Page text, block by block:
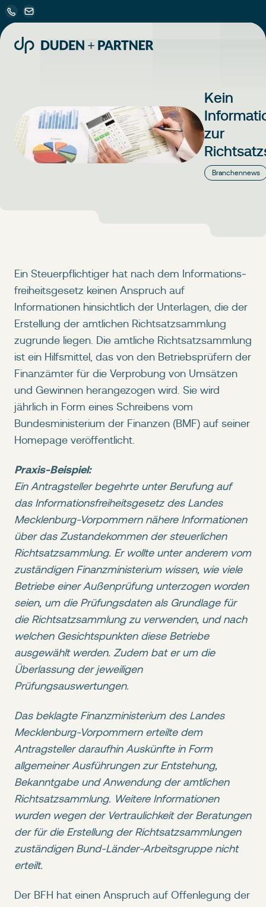
Kein
zur
Branchennews
Ein Steuerpflichtiger hat nach dem Informations­
freiheits­gesetz keinen Anspruch auf
Informationen hinsichtlich der Unterlagen, die der
Erstellung der amtlichen Richtsatz­sammlung
zugrunde liegen. Die amtliche Richtsatz­sammlung
ist ein Hilfsmittel, das von den Betriebs­prüfern der
Finanzämter für die Verprobung von Umsätzen
und Gewinnen herangezogen wird. Sie wird
jährlich in Form eines Schreibens vom
Bundesministerium der Finanzen (BMF) auf seiner
Homepage veröffentlicht.
Praxis-Beispiel:
Ein Antragsteller begehrte unter Berufung auf
das Informationsfreiheitsgesetz des Landes
Mecklenburg-Vorpommern nähere Informationen
über das Zustandekommen der steuerlichen
Richtsatzsammlung. Er wollte unter anderem vom
zuständigen Finanzministerium wissen, wie viele
Betriebe einer Außenprüfung unterzogen worden
seien, um die Prüfungsdaten als Grundlage für
die Richtsatzsammlung zu verwenden, und nach
welchen Gesichtspunkten diese Betriebe
ausgewählt werden. Zudem bat er um die
Überlassung der jeweiligen
Prüfungsauswertungen.
Das beklagte Finanzministerium des Landes
Mecklenburg-Vorpommern erteilte dem
Antragsteller daraufhin Auskünfte in Form
allgemeiner Ausführungen zur Entstehung,
Bekanntgabe und Anwendung der amtlichen
Richtsatzsammlung. Weitere Informationen
wurden wegen der Vertraulichkeit der Beratungen
der für die Erstellung der Richtsatzsammlungen
zuständigen Bund-Länder-Arbeitsgruppe nicht
erteilt.
Der BFH hat einen Anspruch auf Offenlegung der